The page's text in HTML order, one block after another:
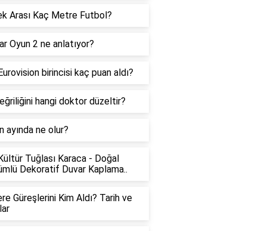
Arası Kaç Metre Futbol?
Oyun 2 ne anlatıyor?
birincisi kaç puan aldı?
eğriliğini hangi doktor düzeltir?
ayında ne olur?
Tuğlası Karaca - Doğal
Dekoratif Duvar Kaplama..
Güreşlerini Kim Aldı? Tarih ve